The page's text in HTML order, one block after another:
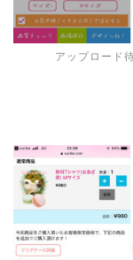
アップロード